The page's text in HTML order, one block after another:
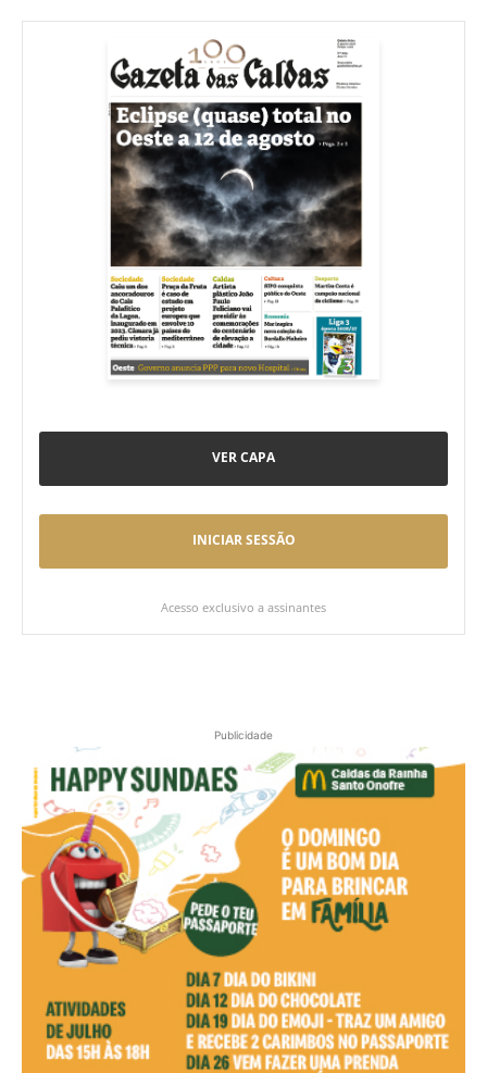
VER CAPA
INICIAR SESSÃO
Acesso exclusivo a assinantes
Publicidade